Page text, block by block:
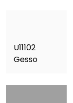
U11102
Gesso